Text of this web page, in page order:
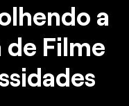
a
de Filme